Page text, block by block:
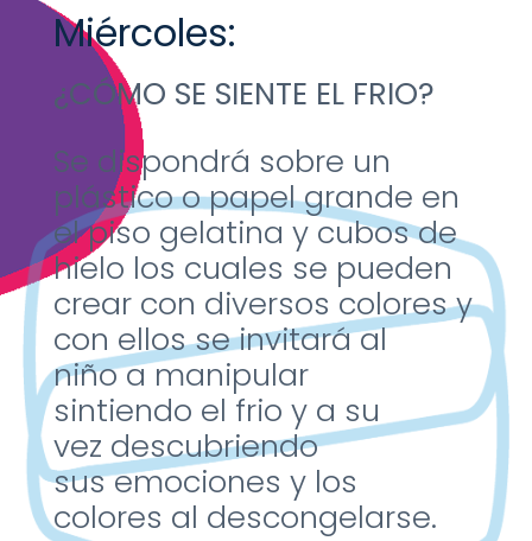
Miércoles:
¿CÓMO SE SIENTE EL FRIO?
Se dispondrá sobre un
plástico o papelgrande en
elpiso gelatina y cubosde
hielo los cuales se pueden
crear con diversos colores y
con ellos se invitará al
niñoa manipular
sintiendo el frio y a su
vez descubriendo
susemociones y los
colores al descongelarse.